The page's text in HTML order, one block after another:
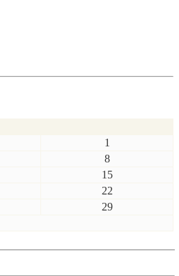
1
8
15
22
29